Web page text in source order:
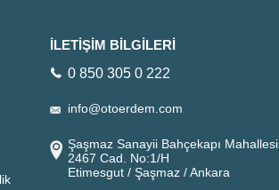
İLETİŞİM BİLGİLERİ
0 850 305 0 222
info@otoerdem.com
Şaşmaz Sanayii Bahçekapı Mahallesi
2467 Cad. No:1/H
Etimesgut / Şaşmaz / Ankara